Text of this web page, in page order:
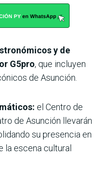
y de
G5pro, que incluyen
de Asunción.
el Centro de
de Asunción llevarán
su presencia en
la escena cultural